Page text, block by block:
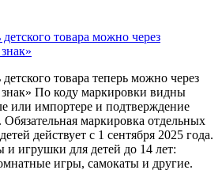
товара можно через
товара теперь можно через
По коду маркировки видны
или импортере и подтверждение
маркировка отдельных
действует с 1 сентября 2025 года.
игрушки для детей до 14 лет:
игры, самокаты и другие.